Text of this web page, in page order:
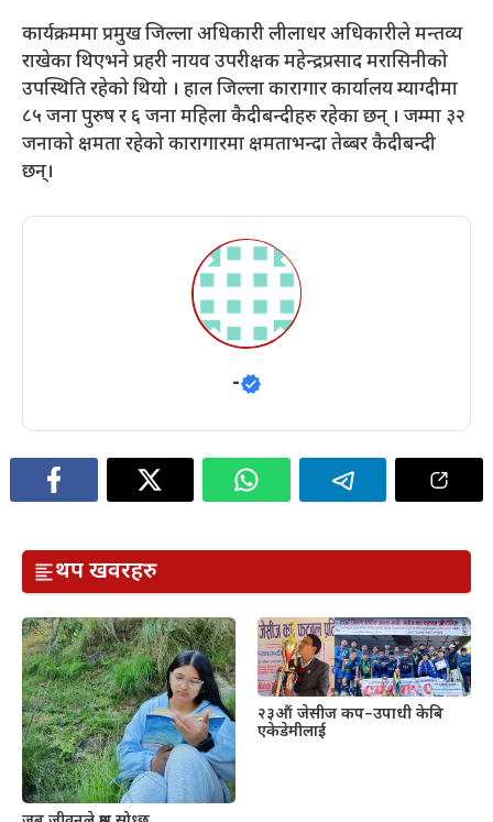
कार्यक्रममा प्रमुख जिल्ला अधिकारी लीलाधर अधिकारीले मन्तव्य
राखेका थिएभने प्रहरी नायव उपरीक्षक महेन्द्रप्रसाद मरासिनीको
उपस्थिति रहेको थियो । हाल जिल्ला कारागार कार्यालय म्याग्दीमा
८५ जना पुरुष र ६ जना महिला कैदीबन्दीहरु रहेका छन् । जम्मा ३२
जनाको क्षमता रहेको कारागारमा क्षमताभन्दा तेब्बर कैदीबन्दी
छन्।
-
थप खवरहरु
२३औं जेसीज कप–उपाधी केबि
एकेडेमीलाई